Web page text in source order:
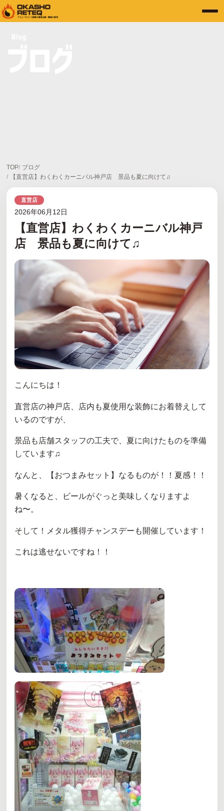
TOP ブログ
【直営店】わくわくカーニバル神戸店 景品も夏に向けて♫
直営店
2026年06月12日
【直営店】わくわくカーニバル神戸
店 景品も夏に向けて♫
こんにちは！
直営店の神戸店、店内も夏使用な装飾にお着替えして
いるのですが、
景品も店舗スタッフの工夫で、夏に向けたものを準備
しています♫
なんと、【おつまみセット】なるものが！！夏感！！
暑くなると、ビールがぐっと美味しくなりますよ
ね〜。
そして！メタル獲得チャンスデーも開催しています！
これは逃せないですね！！